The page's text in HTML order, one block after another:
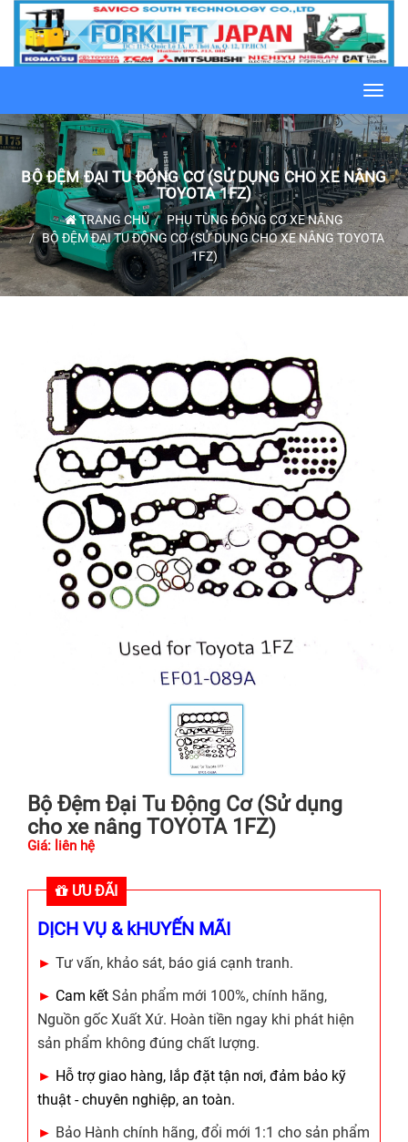
BỘ ĐỆM ĐẠI TU ĐỘNG CƠ (SỬ DỤNG CHO XE NÂNG
TOYOTA 1FZ)
TRANG CHỦ
PHỤ TÙNG ĐỘNG CƠ XE NÂNG
BỘ ĐỆM ĐẠI TU ĐỘNG CƠ (SỬ DỤNG CHO XE NÂNG TOYOTA
1FZ)
Bộ Đệm Đại Tu Động Cơ (Sử dụng
cho xe nâng TOYOTA 1FZ)
Giá: liên hệ
ƯU ĐÃI
DỊCH VỤ & kHUYẾN MÃI
► Tư vấn, khảo sát, báo giá cạnh tranh.
► Cam kết Sản phẩm mới 100%, chính hãng,
Nguồn gốc Xuất Xứ. Hoàn tiền ngay khi phát hiện
sản phẩm không đúng chất lượng.
► Hỗ trợ giao hàng, lắp đặt tận nơi, đảm bảo kỹ
thuật - chuyên nghiệp, an toàn.
► Bảo Hành chính hãng, đổi mới 1:1 cho sản phẩm